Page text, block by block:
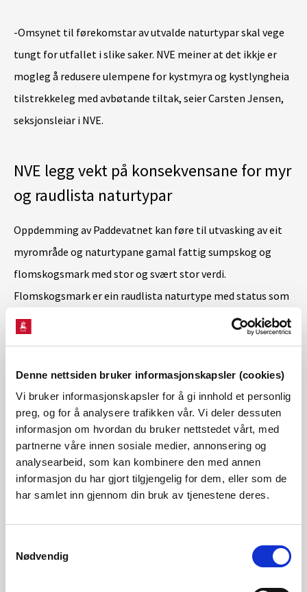
Denne nettsiden bruker informasjonskapsler (cookies)
Vi bruker informasjonskapsler for å gi innhold et personlig
preg, og for å analysere trafikken vår. Vi deler dessuten
informasjon om hvordan du bruker nettstedet vårt, med
partnerne våre innen sosiale medier, annonsering og
analysearbeid, som kan kombinere den med annen
informasjon du har gjort tilgjengelig for dem, eller som de
har samlet inn gjennom din bruk av tjenestene deres.
Nødvendig
-Omsynet til førekomstar av utvalde naturtypar skal vege
tungt for utfallet i slike saker. NVE meiner at det ikkje er
mogleg å redusere ulempene for kystmyra og kystlyngheia
tilstrekkeleg med avbøtande tiltak, seier Carsten Jensen,
seksjonsleiar i NVE.
NVE legg vekt på konsekvensane for myr
og raudlista naturtypar
Oppdemming av Paddevatnet kan føre til utvasking av eit
myrområde og naturtypane gamal fattig sumpskog og
flomskogsmark med stor og svært stor verdi.
Flomskogsmark er ein raudlista naturtype med status som
sårbar (VU). Begge naturtypane har liten utstrekning, slik
at reguleringa truleg vil påverke det meste av arealet.
-NVE meiner at kraftgevinsten på 0,2 GWh som ein får ut av
å regulere Paddevatnet ikkje veg opp for ulempene ved
tiltaket. Konsekvensane for myr og verdifulle naturtypar er
hovudårsakane til at vi avslår Døvik 2 kraftverk, seier
Jensen.